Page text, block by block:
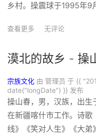
乡村。操震球于1995年9
查看更多 无评论
漠北的故乡 - 操
宗族文化 由 管理员 于 {{
date("longDate") }} 发布
操山春，男，汉族，出
在新疆喀什市工作。诗歌
线》《笑对人生》《大